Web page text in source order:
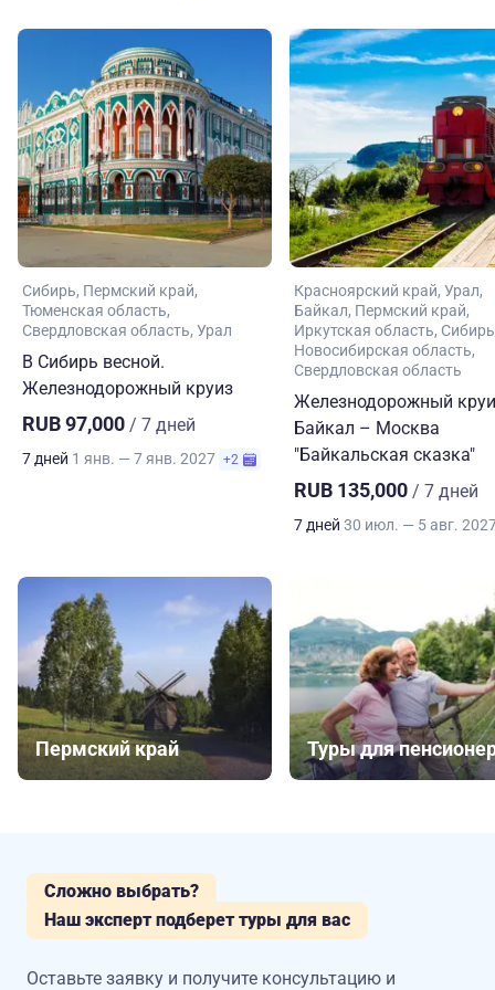
Сибирь Пермский край
Тюменская область
Свердловская область Урал
В Сибирь весной.
Железнодорожный круиз
RUB 97,000 / 7 дней
7 дней 1 янв. — 7 янв. 2027 +2
Красноярский край Урал
Байкал Пермский край
Иркутская область Сибирь
Новосибирская область
Свердловская область
Железнодорожный
Байкал – Москва
"Байкальская сказка"
RUB 135,000 / 7 дней
7 дней 30 июл. — 5 авг.
Пермский край Туры для
Сложно выбрать?
Наш эксперт подберет туры для вас
Оставьте заявку и получите консультацию и